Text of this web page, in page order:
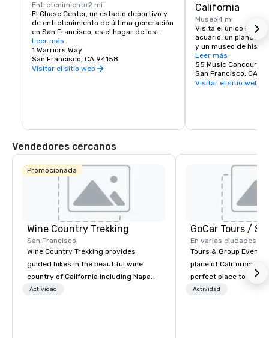
Entretenimiento2 mi
El Chase Center, un estadio deportivo y
de entretenimiento de última generación
en San Francisco, es el hogar de los
Golden State Warriors y de casi 200
eventos al año.
Leer más
1 Warriors Way
San Francisco, CA 94158
Visitar el sitio web
California
Museo4 mi
Visita el único lugar
acuario, un
y un museo de
un mismo techo.
Leer más
55 Music Concourse
San Francisco, CA
Visitar el sitio web
Vendedores cercanos
Promocionada
Wine Country Trekking
San Francisco
Wine Country Trekking provides
guided hikes in the beautiful wine
country of California including Napa
and Sonoma Valleys. These
Actividad
En varias ciudades
Tours & Group Events
place of California.
perfect place to visit
mix fun with history
Actividad